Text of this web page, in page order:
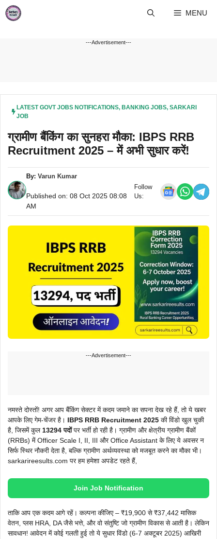
Skip
MENU
---Advertisement---
LATEST GOVT JOBS NOTIFICATIONS, BANKING JOBS, SARKARI
JOB
ग्रामीण बैंकिंग का सुनहरा मौका: IBPS RRB
Recruitment 2025 – में अभी सुधार करें!
By:Varun Kumar
Published on: 08 Oct 2025 08:08
AM
Follow
Us:
---Advertisement---
नमस्ते दोस्तों! अगर आप बैंकिंग सेक्टर में कदम जमाने का सपना देख रहे हैं, तो ये खबर
आपके लिए गेम-चेंजर है। IBPS RRB Recruitment 2025 की विंडो खुल चुकी
है, जिसमें कुल13294 पदोंपर भर्ती हो रही है। ग्रामीण और क्षेत्रीय ग्रामीण बैंकों
(RRBs) में Officer Scale I, II, III और Office Assistant के लिए ये अवसर न
सिर्फ स्थिर नौकरी देता है, बल्कि ग्रामीण अर्थव्यवस्था को मजबूत करने का मौका भी।
sarkarireesults.com पर हम हमेशा अपडेट रहते हैं,
Join Job Notification
ताकि आप एक कदम आगे रहें। कल्पना कीजिए – ₹19,900 से ₹37,442 मासिक
वेतन, प्लस HRA, DA जैसे भत्ते, और वो संतुष्टि जो ग्रामीण विकास से आती है। लेकिन
सावधान! आवेदन में कोई गलती हुई तो ये सुधार विंडो (6-7 अक्टूबर 2025) आखिरी